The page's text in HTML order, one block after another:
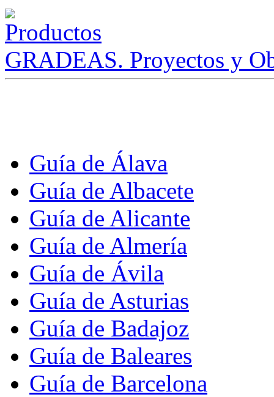
GRADEAS. Proyectos y
Guía de Álava
Guía de Albacete
Guía de Alicante
Guía de Almería
Guía de Ávila
Guía de Asturias
Guía de Badajoz
Guía de Baleares
Guía de Barcelona